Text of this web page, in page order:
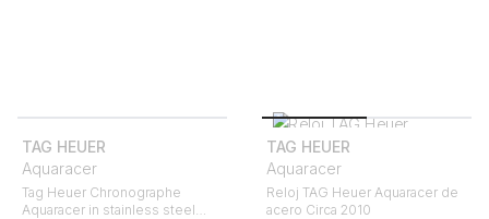
TAG HEUER
Aquaracer
Tag Heuer Chronographe
Aquaracer in stainless steel
TAG HEUER
Aquaracer
Reloj TAG Heuer Aquaracer de
acero Circa 2010